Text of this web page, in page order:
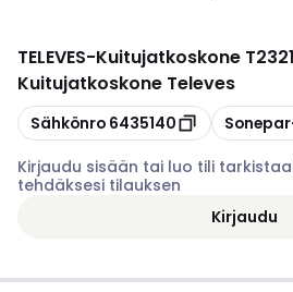
TELEVES-Kuitujatkoskone
Kuitujatkoskone Televes
Kopioi
Sähkönro 6435140 Kopioi
Kirjaudu sisään tai luo tili
tehdäksesi tilauksen
Kirjaudu